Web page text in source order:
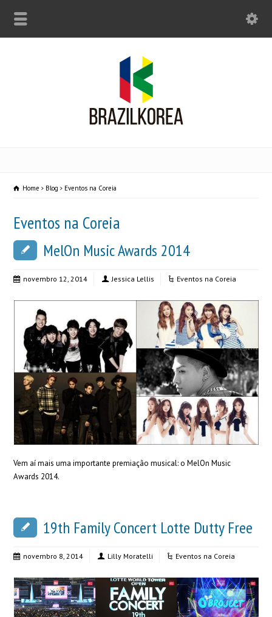
Home Blog Eventos na Coreia
Eventos na Coreia
MelOn Music Awards 2014
novembro 12, 2014 Jessica Lellis Eventos na Coreia
Vem aí mais uma importante premiação musical: o MelOn Music
Awards 2014.
19th Family Concert Lotte Dutty Free
novembro 8, 2014 Lilly Moratelli Eventos na Coreia